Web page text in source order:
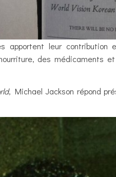
apportent leur contribution
des médicaments
, Michael Jackson répond